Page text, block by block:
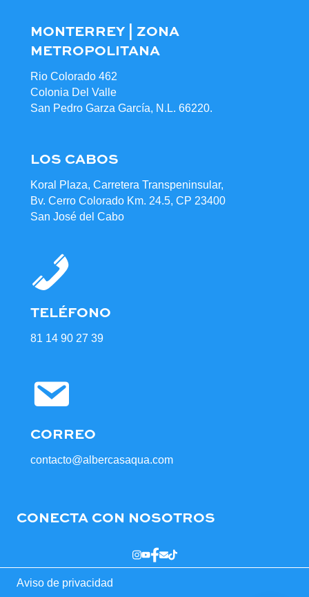
MONTERREY | ZONA
METROPOLITANA
Rio Colorado 462
Colonia Del Valle
San Pedro Garza García, N.L. 66220.
LOS CABOS
Koral Plaza, Carretera Transpeninsular,
Bv. Cerro Colorado Km. 24.5, CP 23400
San José del Cabo
TELÉFONO
81 14 90 27 39
CORREO
contacto@albercasaqua.com
CONECTA CON NOSOTROS
Aviso de privacidad